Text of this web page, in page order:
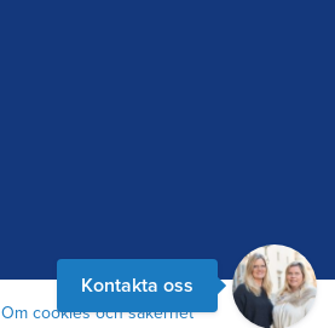
Kontakta oss
Om cookies och säkerhet